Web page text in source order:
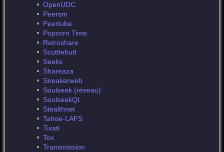
OpenUDC
Peersm
Peertube
Popcorn Time
Retroshare
Scuttlebutt
Seeks
Shareaza
Sneakerweb
Soulseek (réseau)
SoulseekQt
Stealthnet
Tahoe-LAFS
Tixati
Tox
Transmission